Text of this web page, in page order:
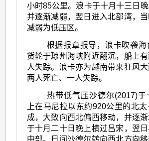
小时85公里。浪卡于十月十三日
并逐渐减弱，翌日进入北部湾，
减弱为低压区。
根据报章报导，浪卡吹袭海
货轮于琼州海峡附近翻沉，船上
人失踪。浪卡亦为越南带来狂风
两人死亡、一人失踪。
热带低气压沙德尔(2017)于
上在马尼拉以东约920公里的北
成，大致向西北偏西移动，并逐
于十月二十日晚上横过吕宋，翌
中部。日间沙德尔转向西北方向